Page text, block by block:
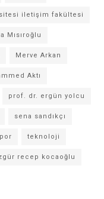
iletişim fakültesi
Mısıroğlu
Merve Arkan
Aktı
prof. dr. ergün yolcu
sena sandıkçı
teknoloji
recep kocaoğlu